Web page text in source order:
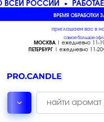
РОССИИ
ВРЕМЯ ОБРАБОТКИ
приглашаем вас в
самое большое
МОСКВА| ежедневно 11-
ПЕТЕРБУРГ| ежедневно 11-